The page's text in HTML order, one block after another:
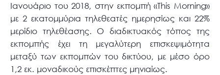
Ιανουάριο του 2018, στην εκπομπή «This Morning»
με 2 εκατομμύρια τηλεθεατές ημερησίως και 22%
μερίδιο τηλεθέασης. Ο διαδικτυακός τόπος της
εκπομπής έχει τη μεγαλύτερη επισκεψιμότητα
μεταξύ των εκπομπών του δικτύου, με μέσο όρο
1,2 εκ. μοναδικούς επισκέπτες μηνιαίως.